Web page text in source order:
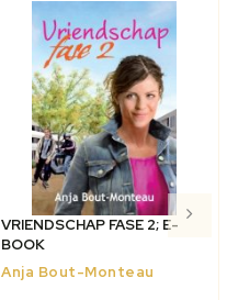
VRIENDSCHAP FASE 2; E-
BOOK
Anja Bout-Monteau